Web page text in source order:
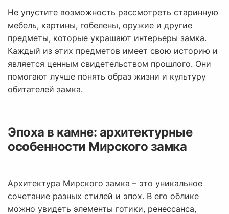
Не упустите возможность рассмотреть старинную
мебель, картины, гобелены, оружие и другие
предметы, которые украшают интерьеры замка.
Каждый из этих предметов имеет свою историю и
является ценным свидетельством прошлого. Они
помогают лучше понять образ жизни и культуру
обитателей замка.
Эпоха в камне: архитектурные
особенности Мирского замка
Архитектура Мирского замка – это уникальное
сочетание разных стилей и эпох. В его облике
можно увидеть элементы готики, ренессанса,